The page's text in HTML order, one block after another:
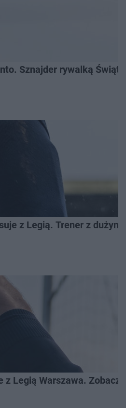
Sznajder rywalką
z Legią. Trener z dużym
z Legią Warszawa. Zobacz